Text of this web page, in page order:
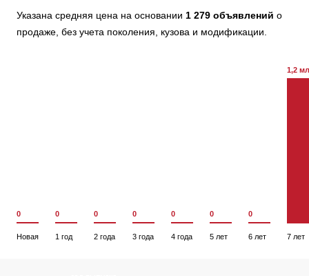
Указана средняя цена на основании 1 279 объявлений о
продаже, без учета поколения, кузова и модификации.
0
Новая
0
1 год
0
2 года
0
3 года
0
4 года
0
5 лет
0
6 лет
1,2
7 лет